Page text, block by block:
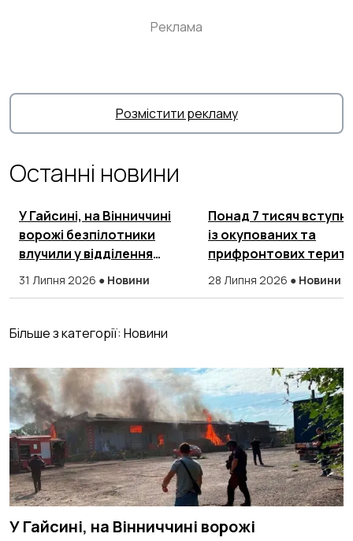
Останні новини
У Гайсині, на Вінниччині
ворожі безпілотники
влучили у відділення
Нової пошти
31 Липня 2026 ● Новини
Понад 7 тисяч
із окупованих та
прифронтових
подали документи в
28 Липня 2026 ● Новини
Реклама
Розмістити рекламу
Більше з категорії: Новини
У Гайсині, на Вінниччині ворожі